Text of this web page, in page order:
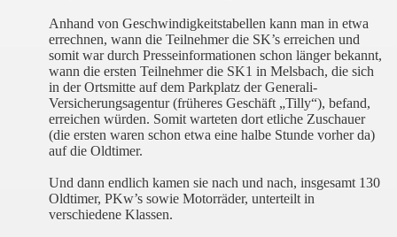
Anhand von Geschwindigkeitstabellen kann man in etwa
errechnen, wann die Teilnehmer die SK’s erreichen und
somit war durch Presseinformationen schon länger bekannt,
wann die ersten Teilnehmer die SK1 in Melsbach, die sich
in der Ortsmitte auf dem Parkplatz der Generali-
Versicherungsagentur (früheres Geschäft „Tilly“), befand,
erreichen würden. Somit warteten dort etliche Zuschauer
(die ersten waren schon etwa eine halbe Stunde vorher da)
auf die Oldtimer.
Und dann endlich kamen sie nach und nach, insgesamt 130
Oldtimer, PKw’s sowie Motorräder, unterteilt in
verschiedene Klassen.